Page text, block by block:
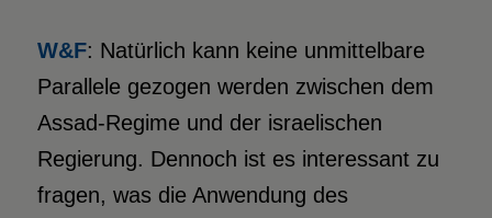
W&F: Natürlich kann keine unmittelbare
Parallele gezogen werden zwischen dem
Assad-Regime und der israelischen
Regierung. Dennoch ist es interessant zu
fragen, was die Anwendung des